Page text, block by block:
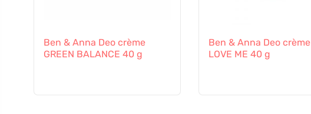
Ben & Anna Deo crème
GREEN BALANCE 40 g
Ben & Anna Deo crème
LOVE ME 40 g